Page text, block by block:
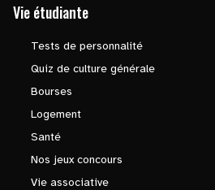
Vie étudiante
Tests de personnalité
Quiz de culture générale
Bourses
Logement
Santé
Nos jeux concours
Vie associative